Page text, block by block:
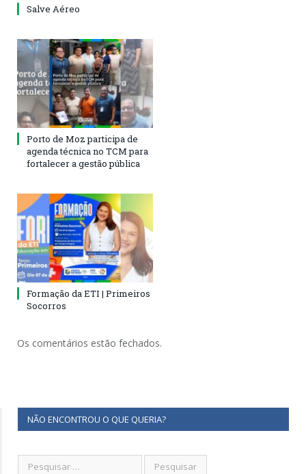
Salve Aéreo
Porto de Moz participa de
agenda técnica no TCM para
fortalecer a gestão pública
Formação da ETI | Primeiros
Socorros
Os comentários estão fechados.
NÃO ENCONTROU O QUE QUERIA?